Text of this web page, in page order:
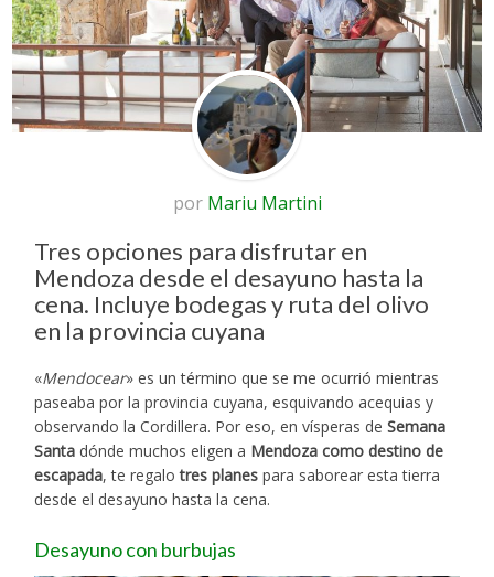
por Mariu Martini
Tres opciones para disfrutar en
Mendoza desde el desayuno hasta la
cena. Incluye bodegas y ruta del olivo
en la provincia cuyana
«Mendocear» es un término que se me ocurrió mientras
paseaba por la provincia cuyana, esquivando acequias y
observando la Cordillera. Por eso, en vísperas deSemana
Santa dónde muchos eligen a Mendoza como destino de
escapada, te regalotres planes para saborear esta tierra
desde el desayuno hasta la cena.
Desayuno con burbujas